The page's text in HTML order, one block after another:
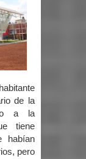
de la
a la
tiene
habían
pero